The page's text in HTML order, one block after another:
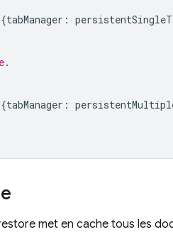
{tabManager :
{tabManager :
met en cache tous les